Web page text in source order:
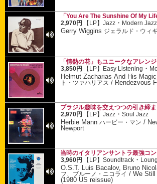
「You Are The Sunshine Of My
2,970円
【LP】Jazz ・ Modern Jazz
Gerry Wiggins ジェラルド・ウィ
「情熱の花」もユニークなアレンジ
3,850円
【LP】 Easy Listening ・
Helmut Zacharias And His
ト・ツァハリアス / Rendezvous
ブラジル趣味を交えつつの引き締ま
2,970円
【LP】Jazz ・Soul Jazz
Herbie Mannハービー・マン /
Newport
当時のイタリアンサントラ最強コン
3,960円
【LP】Soundtrack ・
O.S.T. Luis Bacalov, Bruno
フ、ブルーノ・ニコライ /We
(1980 US reissue)